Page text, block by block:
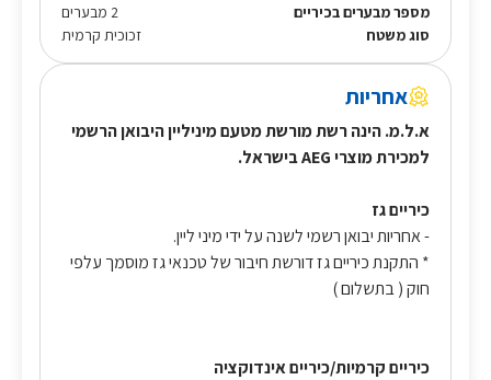
מספר מבערים בכיריים
2 מבערים
סוג משטח
זכוכית קרמית
אחריות
א.ל.מ. הינה רשת מורשת מטעם מיניליין היבואן הרשמי
למכירת מוצרי AEG בישראל.
כיריים גז
- אחריות יבואן רשמי לשנה על ידי מיני ליין.
* התקנת כיריים גז דורשת חיבור של טכנאי גז מוסמך עלפי
חוק ( בתשלום )
כיריים קרמיות/כיריים אינדוקציה